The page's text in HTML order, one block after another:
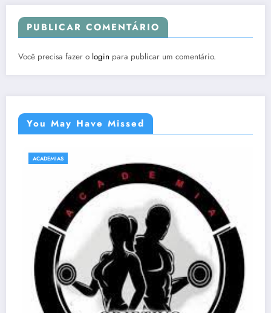
PUBLICAR COMENTÁRIO
Você precisa fazer o login para publicar um comentário.
You May Have Missed
Acqua Gin